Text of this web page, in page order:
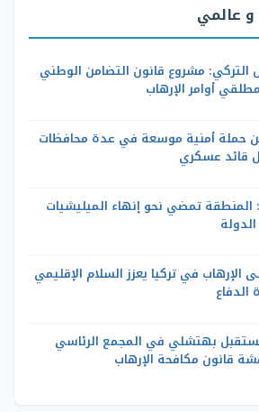
عالمي
التركي: مشروع قانون التضامن الوطني
أوامر الإرهاب
حملة أمنية موسعة في عدة محافظات
قائد عسكري
المنطقة تمضي نحو إنهاء الميليشيات
الإرهاب في تركيا يعزز السلام الإقليمي
الدفاع
بهتشلي في المجمع الرئاسي
قانون مكافحة الإرهاب